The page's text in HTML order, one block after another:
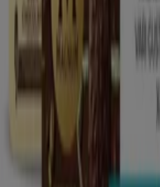
Etè
Viale Aldo Moro, 103, Bari
5.8 km